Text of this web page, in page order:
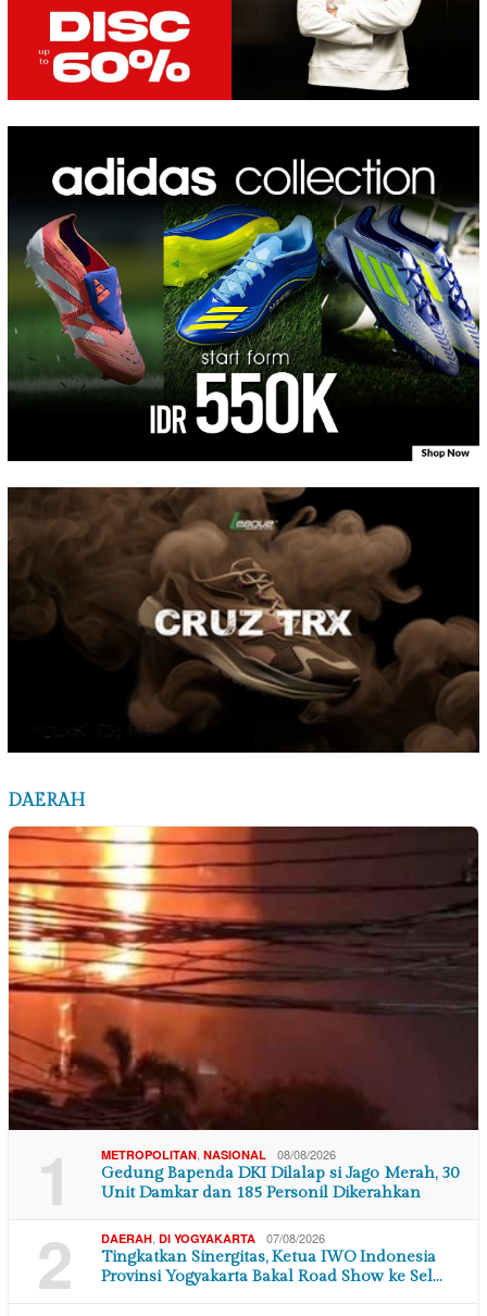
DAERAH
1 METROPOLITAN NASIONAL 08/08/2026
Gedung Bapenda DKI Dilalap si Jago Merah, 30
Unit Damkar dan 185 Personil Dikerahkan
2 DAERAH DI YOGYAKARTA 07/08/2026
Tingkatkan Sinergitas, Ketua IWO Indonesia
Provinsi Yogyakarta Bakal Road Show ke Sel…